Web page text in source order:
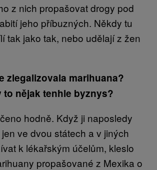
z nich propašovat drogy pod
jeho příbuzných. Někdy tu
tak jako tak, nebo udělají z žen
zlegalizovala marihuana?
to nějak tenhle byznys?
hodně. Když ji naposledy
ve dvou státech a v jiných
k lékařským účelům, kleslo
propašované z Mexika o